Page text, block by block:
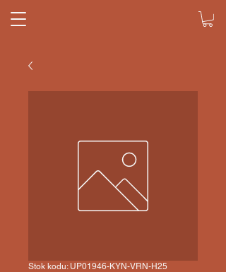
Stok kodu: UP01946-KYN-VRN-H25